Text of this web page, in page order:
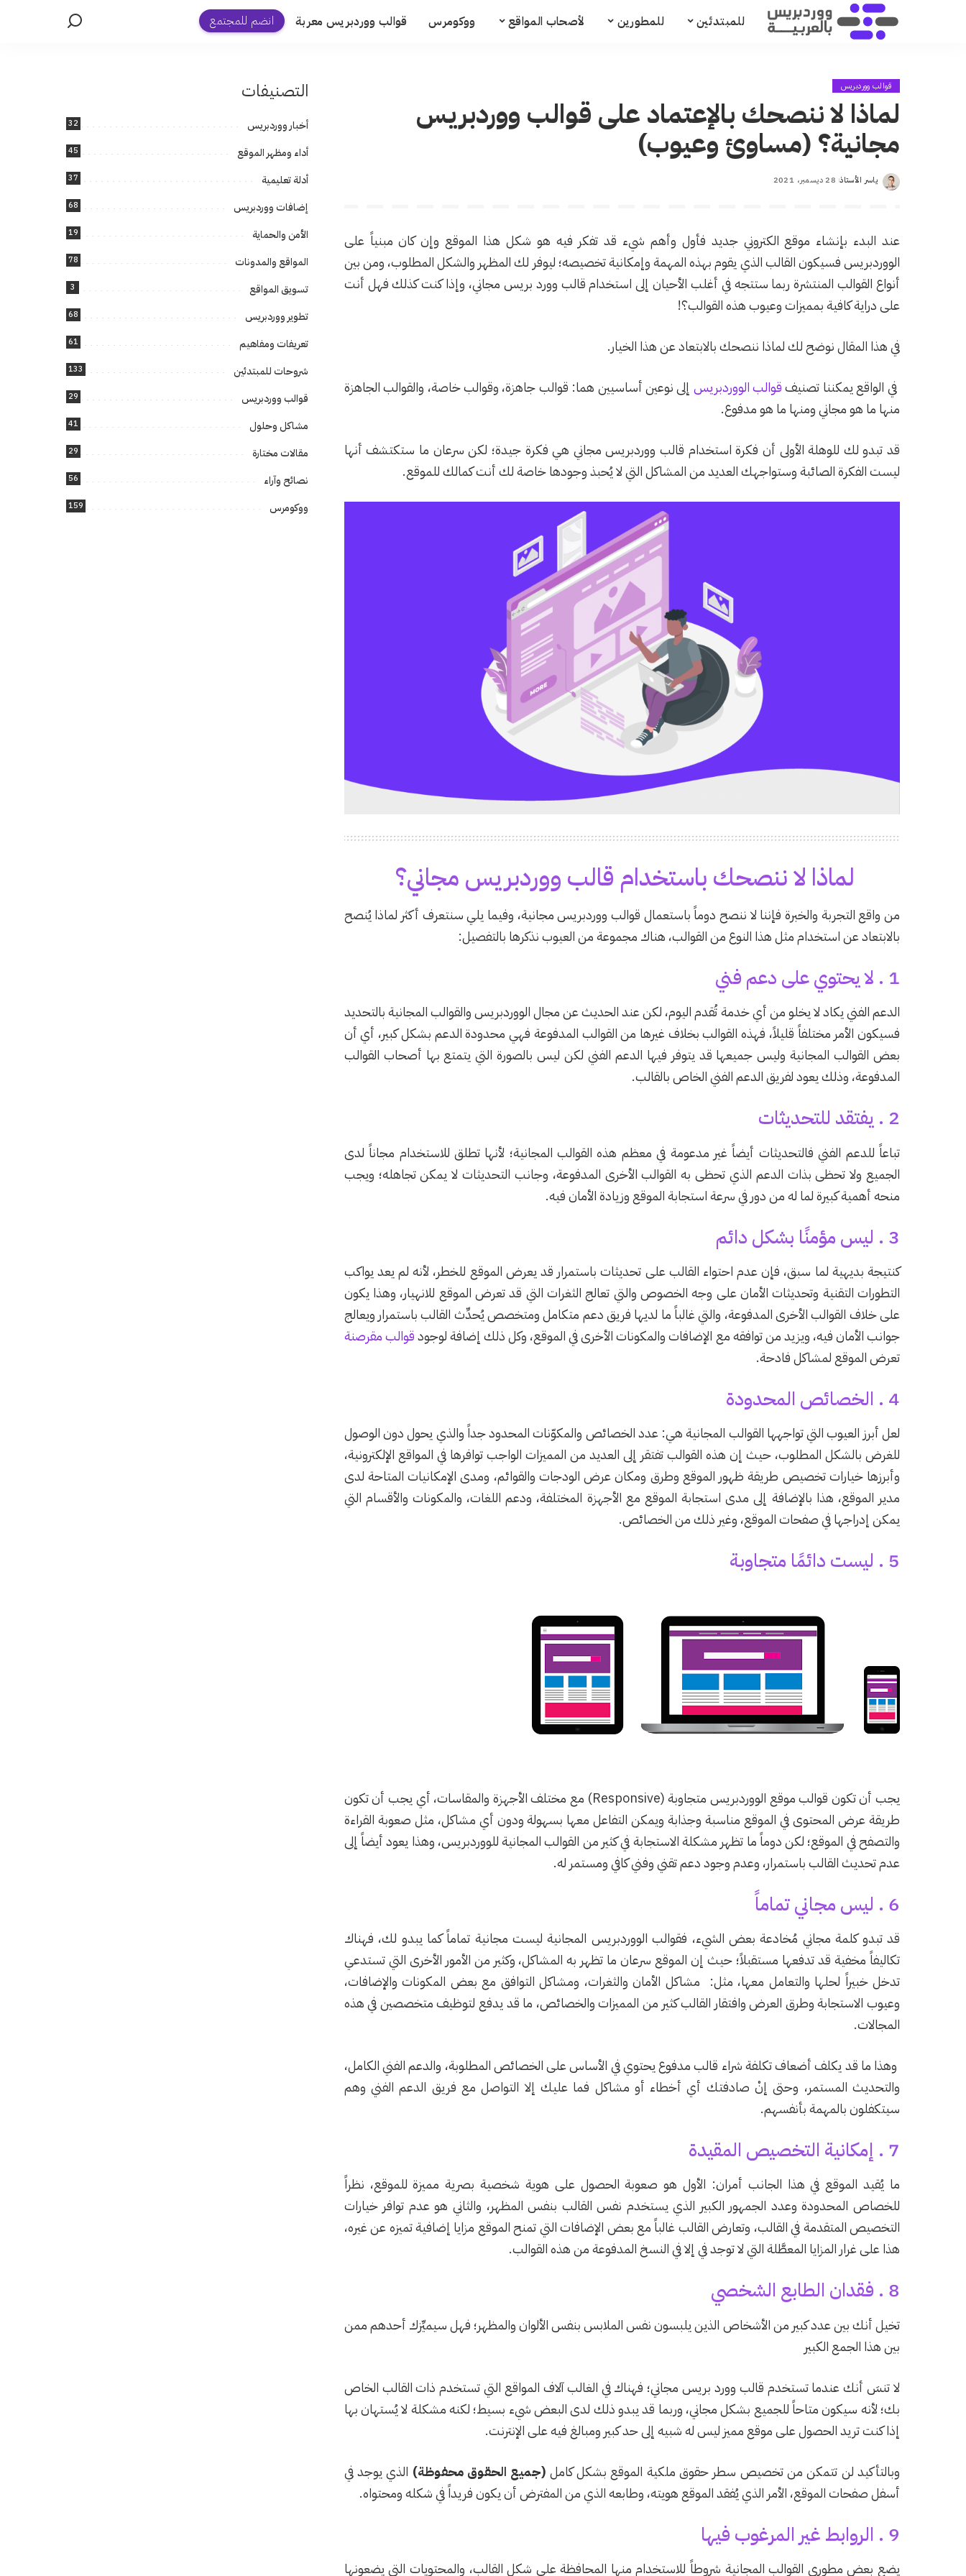
للمبتدئين للمطورين لأصحاب المواقع ووكومرس قوالب ووردبريس معربة انضم للمجتمع
قوالب ووردبريس
لماذا لا ننصحك بالإعتماد على قوالب ووردبريس
مجانية؟ (مساوئ وعيوب)
Posted
ياسر الأستاذ 28 ديسمبر، 2021
عند البدء بإنشاء موقع الكتروني جديد فأول وأهم شيء قد تفكر فيه هو شكل هذا الموقع وإن كان مبنياً على
الووردبريس فسيكون القالب الذي يقوم بهذه المهمة وإمكانية تخصيصه؛ ليوفر لك المظهر والشكل المطلوب، ومن بين
أنواع القوالب المنتشرة ربما ستتجه في أغلب الأحيان إلى استخدام قالب وورد بريس مجاني، وإذا كنت كذلك فهل أنت
على دراية كافية بمميزات وعيوب هذه القوالب؟!
في هذا المقال نوضح لك لماذا ننصحك بالابتعاد عن هذا الخيار.
في الواقع يمكننا تصنيفقوالب الووردبريس إلى نوعين أساسيين هما: قوالب جاهزة، وقوالب خاصة، والقوالب الجاهزة
منها ما هو مجاني ومنها ما هو مدفوع.
قد تبدو لك للوهلة الأولى أن فكرة استخدام قالب ووردبريس مجاني هي فكرة جيدة؛ لكن سرعان ما ستكتشف أنها
ليست الفكرة الصائبة وستواجهك العديد من المشاكل التي لا يُحبذ وجودها خاصة لك أنت كمالك للموقع.
لماذا لا ننصحك باستخدام قالب ووردبريس مجاني؟
من واقع التجربة والخبرة فإننا لا ننصح دوماً باستعمال قوالب ووردبريس مجانية، وفيما يلي سنتعرف أكثر لماذا يُنصح
بالابتعاد عن استخدام مثل هذا النوع من القوالب، هناك مجموعة من العيوب نذكرها بالتفصيل:
1 . لا يحتوي على دعم فني
الدعم الفني يكاد لا يخلو من أي خدمة تُقدم اليوم، لكن عند الحديث عن مجال الووردبريس والقوالب المجانية بالتحديد
فسيكون الأمر مختلفاً قليلاً، فهذه القوالب بخلاف غيرها من القوالب المدفوعة فهي محدودة الدعم بشكل كبير، أي أن
بعض القوالب المجانية وليس جميعها قد يتوفر فيها الدعم الفني لكن ليس بالصورة التي يتمتع بها أصحاب القوالب
المدفوعة، وذلك يعود لفريق الدعم الفني الخاص بالقالب.
2 . يفتقد للتحديثات
تباعاً للدعم الفني فالتحديثات أيضاً غير مدعومة في معظم هذه القوالب المجانية؛ لأنها تطلق للاستخدام مجاناً لدى
الجميع ولا تحظى بذات الدعم الذي تحظى به القوالب الأخرى المدفوعة، وجانب التحديثات لا يمكن تجاهله؛ ويجب
منحه أهمية كبيرة لما له من دور في سرعة استجابة الموقع وزيادة الأمان فيه.
3 . ليس مؤمنًا بشكل دائم
كنتيجة بديهية لما سبق، فإن عدم احتواء القالب على تحديثات باستمرار قد يعرض الموقع للخطر، لأنه لم يعد يواكب
التطورات التقنية وتحديثات الأمان على وجه الخصوص والتي تعالج الثغرات التي قد تعرض الموقع للانهيار، وهذا يكون
على خلاف القوالب الأخرى المدفوعة، والتي غالباً ما لديها فريق دعم متكامل ومتخصص يُحدِّث القالب باستمرار ويعالج
جوانب الأمان فيه، ويزيد من توافقه مع الإضافات والمكونات الأخرى في الموقع، وكل ذلك إضافة لوجودقوالب مقرصنة
تعرض الموقع لمشاكل فادحة.
4 . الخصائص المحدودة
لعل أبرز العيوب التي تواجهها القوالب المجانية هي: عدد الخصائص والمكوّنات المحدود جداً والذي يحول دون الوصول
للغرض بالشكل المطلوب، حيث إن هذه القوالب تفتقر إلى العديد من المميزات الواجب توافرها في المواقع الإلكترونية،
وأبرزها خيارات تخصيص طريقة ظهور الموقع وطرق ومكان عرض الودجات والقوائم، ومدى الإمكانيات المتاحة لدى
مدير الموقع، هذا بالإضافة إلى مدى استجابة الموقع مع الأجهزة المختلفة، ودعم اللغات، والمكونات والأقسام التي
يمكن إدراجها في صفحات الموقع، وغير ذلك من الخصائص.
5 . ليست دائمًا متجاوبة
يجب أن تكون قوالب موقع الووردبريس متجاوبة (Responsive) مع مختلف الأجهزة والمقاسات، أي يجب أن تكون
طريقة عرض المحتوى في الموقع مناسبة وجذابة ويمكن التفاعل معها بسهولة ودون أي مشاكل، مثل صعوبة القراءة
والتصفح في الموقع؛ لكن دوماً ما تظهر مشكلة الاستجابة في كثير من القوالب المجانية للووردبريس، وهذا يعود أيضاً إلى
عدم تحديث القالب باستمرار، وعدم وجود دعم تقني وفني كافي ومستمر له.
6 . ليس مجاني تماماً
قد تبدو كلمة مجاني مُخادعة بعض الشيء، فقوالب الووردبريس المجانية ليست مجانية تماماً كما يبدو لك، فهناك
تكاليفاً مخفية قد تدفعها مستقبلاً؛ حيث إن الموقع سرعان ما تظهر به المشاكل، وكثير من الأمور الأخرى التي تستدعي
تدخل خبيراً لحلها والتعامل معها، مثل: مشاكل الأمان والثغرات، ومشاكل التوافق مع بعض المكونات والإضافات،
وعيوب الاستجابة وطرق العرض وافتقار القالب كثير من المميزات والخصائص، ما قد يدفع لتوظيف متخصصين في هذه
المجالات.
وهذا ما قد يكلف أضعاف تكلفة شراء قالب مدفوع يحتوي في الأساس على الخصائص المطلوبة، والدعم الفني الكامل،
والتحديث المستمر، وحتى إنْ صادفتك أي أخطاء أو مشاكل فما عليك إلا التواصل مع فريق الدعم الفني وهم
سيتكفلون بالمهمة بأنفسهم.
7 . إمكانية التخصيص المقيدة
ما يُقيد الموقع في هذا الجانب أمران: الأول هو صعوبة الحصول على هوية شخصية بصرية مميزة للموقع، نظراً
للخصاص المحدودة وعدد الجمهور الكبير الذي يستخدم نفس القالب بنفس المظهر، والثاني هو عدم توافر خيارات
التخصيص المتقدمة في القالب، وتعارض القالب غالباً مع بعض الإضافات التي تمنح الموقع مزايا إضافية تميزه عن غيره،
هذا على غرار المزايا المعطَّلة التي لا توجد في إلا في النسخ المدفوعة من هذه القوالب.
8 . فقدان الطابع الشخصي
تخيل أنك بين عدد كبير من الأشخاص الذين يلبسون نفس الملابس بنفس الألوان والمظهر؛ فهل سيميِّزك أحدهم ممن
بين هذا الجمع الكبير
لا تنسَ أنك عندما تستخدم قالب وورد بريس مجاني؛ فهناك في الغالب آلاف المواقع التي تستخدم ذات القالب الخاص
بك؛ لأنه سيكون متاحاً للجميع بشكل مجاني، وربما قد يبدو ذلك لدى البعض شيء بسيط؛ لكنه مشكلة لا يُستهان بها
إذا كنت تريد الحصول على موقع مميز ليس له شبيه إلى حد كبير ومبالغ فيه على الإنترنت.
وبالتأكيد لن تتمكن من تخصيص سطر حقوق ملكية الموقع بشكل كامل (جميع الحقوق محفوظة) الذي يوجد في
أسفل صفحات الموقع، الأمر الذي يُفقد الموقع هويته، وطابعه الذي من المفترض أن يكون فريداً في شكله ومحتواه.
9 . الروابط غير المرغوب فيها
يضع بعض مطوري القوالب المجانية شروطاً للاستخدام منها المحافظة على شكل القالب، والمحتويات التي يضعونها
التصنيفات
أخبار ووردبريس 32
أداء ومظهر الموقع 45
أدلة تعليمية 37
إضافات ووردبريس 68
الأمن والحماية 19
المواقع والمدونات 78
تسويق المواقع 3
تطوير ووردبريس 68
تعريفات ومفاهيم 61
شروحات للمبتدئين 133
قوالب ووردبريس 29
مشاكل وحلول 41
مقالات مختارة 29
نصائح وآراء 56
ووكومرس 159